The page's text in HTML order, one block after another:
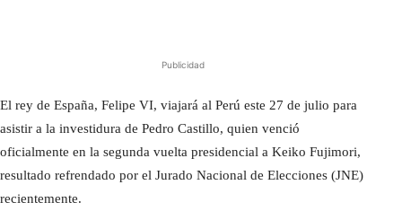
Publicidad
El rey de España, Felipe VI, viajará al Perú este 27 de julio para
asistir a la investidura de Pedro Castillo, quien venció
oficialmente en la segunda vuelta presidencial a Keiko Fujimori,
resultado refrendado por el Jurado Nacional de Elecciones (JNE)
recientemente.